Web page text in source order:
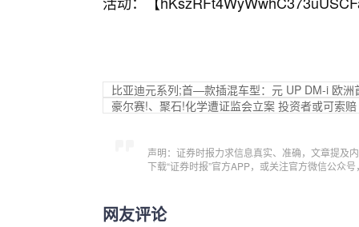
比亚迪元系列;首—款插混车型：元 UP DM-i 欧洲
豪尔赛!、聚石!化学遭证监会立案 投资者或可索赔
声明：证券时报力求信息真实、准确，文章提及
下载“证券时报”官方APP，或关注官方微信公众
网友评论